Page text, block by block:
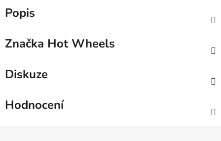
Popis
Značka Hot Wheels
Diskuze
Hodnocení